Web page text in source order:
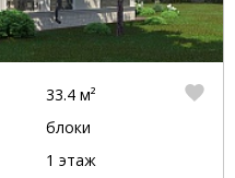
33.4 м²
блоки
1 этаж